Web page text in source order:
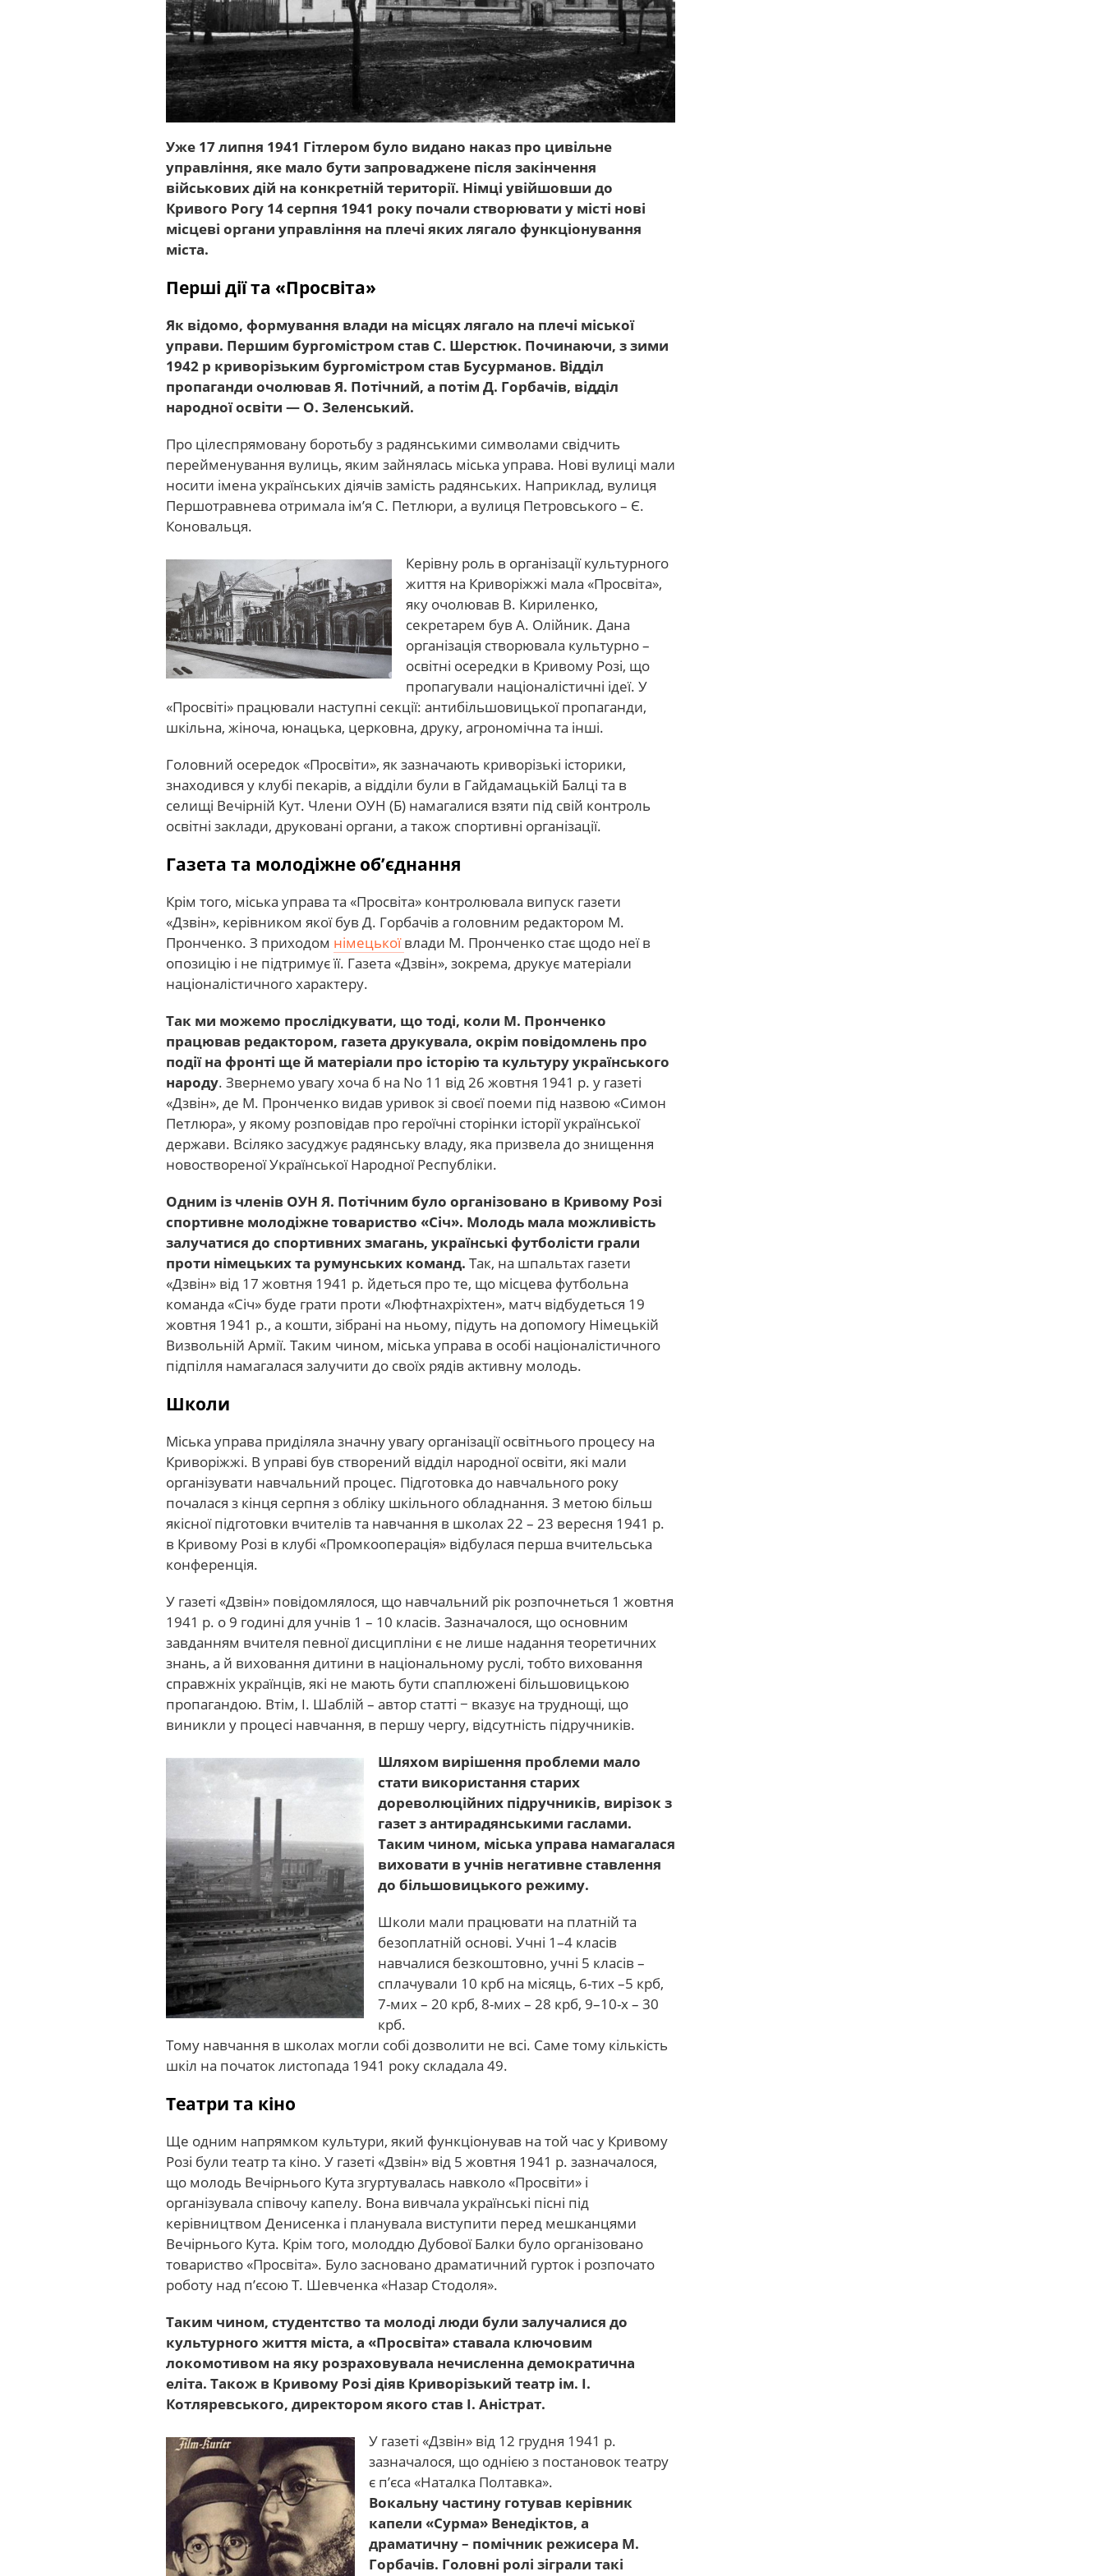
Уже 17 липня 1941 Гітлером було видано наказ про цивільне
управління, яке мало бути запроваджене після закінчення
військових дій на конкретній території. Німці увійшовши до
Кривого Рогу 14 серпня 1941 року почали створювати у місті нові
місцеві органи управління на плечі яких лягало функціонування
міста.
Перші дії та «Просвіта»
Як відомо, формування влади на місцях лягало на плечі міської
управи. Першим бургомістром став С. Шерстюк. Починаючи, з зими
1942 р криворізьким бургомістром став Бусурманов. Відділ
пропаганди очолював Я. Потічний, а потім Д. Горбачів, відділ
народної освіти — О. Зеленський.
Про цілеспрямовану боротьбу з радянськими символами свідчить
перейменування вулиць, яким зайнялась міська управа. Нові вулиці мали
носити імена українських діячів замість радянських. Наприклад, вулиця
Першотравнева отримала ім’я С. Петлюри, а вулиця Петровського – Є.
Коновальця.
Керівну роль в організації культурного
життя на Криворіжжі мала «Просвіта»,
яку очолював В. Кириленко,
секретарем був А. Олійник. Дана
організація створювала культурно –
освітні осередки в Кривому Розі, що
пропагували націоналістичні ідеї. У
«Просвіті» працювали наступні секції: антибільшовицької пропаганди,
шкільна, жіноча, юнацька, церковна, друку, агрономічна та інші.
Головний осередок «Просвіти», як зазначають криворізькі історики,
знаходився у клубі пекарів, а відділи були в Гайдамацькій Балці та в
селищі Вечірній Кут. Члени ОУН (Б) намагалися взяти під свій контроль
освітні заклади, друковані органи, а також спортивні організації.
Газета та молодіжне об’єднання
Крім того, міська управа та «Просвіта» контролювала випуск газети
«Дзвін», керівником якої був Д. Горбачів а головним редактором М.
Пронченко. З приходом німецькоївлади М. Пронченко стає щодо неї в
опозицію і не підтримує її. Газета «Дзвін», зокрема, друкує матеріали
націоналістичного характеру.
Так ми можемо прослідкувати, що тоді, коли М. Пронченко
працював редактором, газета друкувала, окрім повідомлень про
події на фронті ще й матеріали про історію та культуру українського
народу. Звернемо увагу хоча б на No 11 від 26 жовтня 1941 р. у газеті
«Дзвін», де М. Пронченко видав уривок зі своєї поеми під назвою «Симон
Петлюра», у якому розповідав про героїчні сторінки історії української
держави. Всіляко засуджує радянську владу, яка призвела до знищення
новоствореної Української Народної Республіки.
Одним із членів ОУН Я. Потічним було організовано в Кривому Розі
спортивне молодіжне товариство «Січ». Молодь мала можливість
залучатися до спортивних змагань, українські футболісти грали
проти німецьких та румунських команд. Так, на шпальтах газети
«Дзвін» від 17 жовтня 1941 р. йдеться про те, що місцева футбольна
команда «Січ» буде грати проти «Люфтнахріхтен», матч відбудеться 19
жовтня 1941 р., а кошти, зібрані на ньому, підуть на допомогу Німецькій
Визвольній Армії. Таким чином, міська управа в особі націоналістичного
підпілля намагалася залучити до своїх рядів активну молодь.
Школи
Міська управа приділяла значну увагу організації освітнього процесу на
Криворіжжі. В управі був створений відділ народної освіти, які мали
організувати навчальний процес. Підготовка до навчального року
почалася з кінця серпня з обліку шкільного обладнання. З метою більш
якісної підготовки вчителів та навчання в школах 22 – 23 вересня 1941 р.
в Кривому Розі в клубі «Промкооперація» відбулася перша вчительська
конференція.
У газеті «Дзвін» повідомлялося, що навчальний рік розпочнеться 1 жовтня
1941 р. о 9 годині для учнів 1 – 10 класів. Зазначалося, що основним
завданням вчителя певної дисципліни є не лише надання теоретичних
знань, а й виховання дитини в національному руслі, тобто виховання
справжніх українців, які не мають бути спаплюжені більшовицькою
пропагандою. Втім, І. Шаблій – автор статті − вказує на труднощі, що
виникли у процесі навчання, в першу чергу, відсутність підручників.
Шляхом вирішення проблеми мало
стати використання старих
дореволюційних підручників, вирізок з
газет з антирадянськими гаслами.
Таким чином, міська управа намагалася
виховати в учнів негативне ставлення
до більшовицького режиму.
Школи мали працювати на платній та
безоплатній основі. Учні 1–4 класів
навчалися безкоштовно, учні 5 класів –
сплачували 10 крб на місяць, 6-тих –5 крб,
7-мих – 20 крб, 8-мих – 28 крб, 9–10-х – 30
крб.
Тому навчання в школах могли собі дозволити не всі. Саме тому кількість
шкіл на початок листопада 1941 року складала 49.
Театри та кіно
Ще одним напрямком культури, який функціонував на той час у Кривому
Розі були театр та кіно. У газеті «Дзвін» від 5 жовтня 1941 р. зазначалося,
що молодь Вечірнього Кута згуртувалась навколо «Просвіти» і
організувала співочу капелу. Вона вивчала українські пісні під
керівництвом Денисенка і планувала виступити перед мешканцями
Вечірнього Кута. Крім того, молоддю Дубової Балки було організовано
товариство «Просвіта». Було засновано драматичний гурток і розпочато
роботу над п’єсою Т. Шевченка «Назар Стодоля».
Таким чином, студентство та молоді люди були залучалися до
культурного життя міста, а «Просвіта» ставала ключовим
локомотивом на яку розраховувала нечисленна демократична
еліта. Також в Кривому Розі діяв Криворізький театр ім. І.
Котляревського, директором якого став І. Аністрат.
У газеті «Дзвін» від 12 грудня 1941 р.
зазначалося, що однією з постановок театру
є п’єса «Наталка Полтавка».
Вокальну частину готував керівник
капели «Сурма» Венедіктов, а
драматичну – помічник режисера М.
Горбачів. Головні ролі зіграли такі